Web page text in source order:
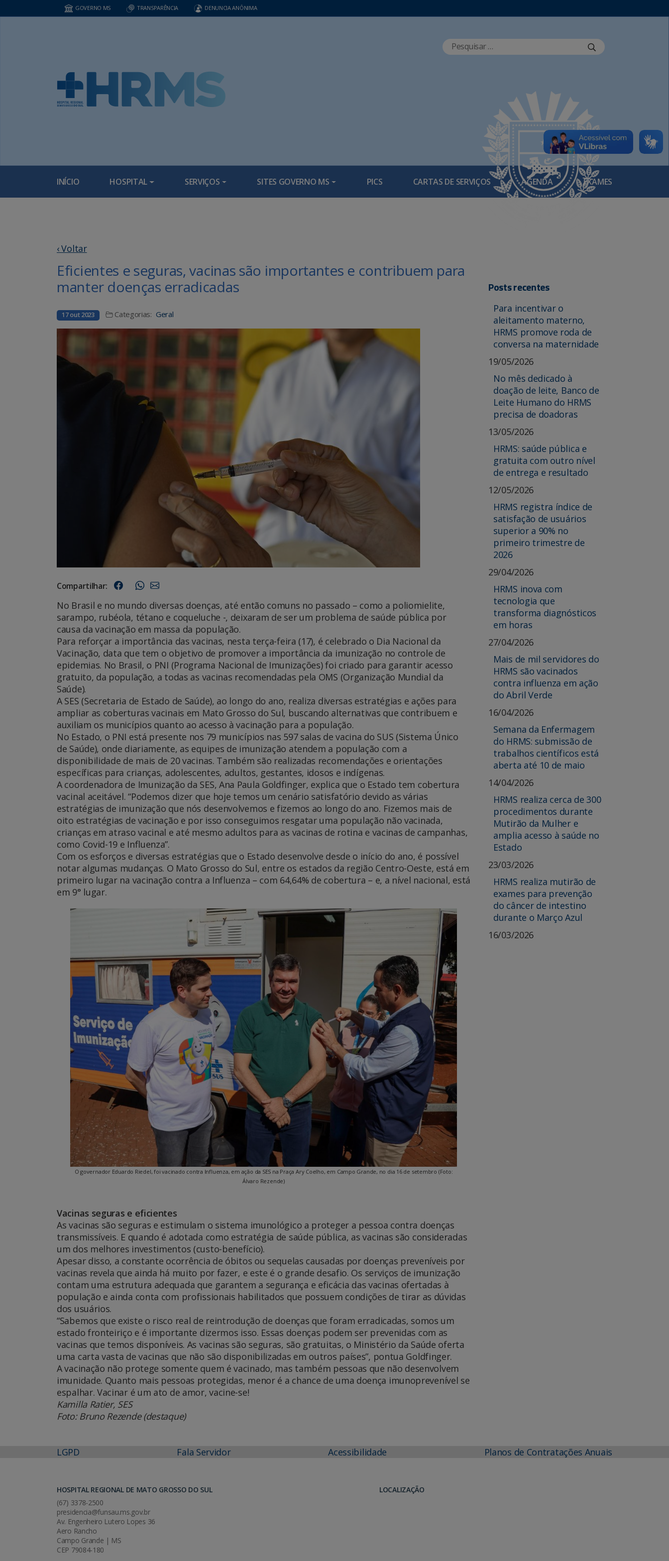
GOVERNO MS TRANSPARÊNCIA DENUNCIA ANÔNIMA
INÍCIO HOSPITAL SERVIÇOS SITES GOVERNO MS PICS CARTAS DE SERVIÇOS AGENDA EXAMES
‹ Voltar
Eficientes e seguras, vacinas são importantes e contribuem para
manter doenças erradicadas
17 out 2023 Categorias: Geral
Compartilhar:
No Brasil e no mundo diversas doenças, até então comuns no passado – como a poliomielite,
sarampo, rubéola, tétano e coqueluche -, deixaram de ser um problema de saúde pública por
causa da vacinação em massa da população.
Para reforçar a importância das vacinas, nesta terça-feira (17), é celebrado o Dia Nacional da
Vacinação, data que tem o objetivo de promover a importância da imunização no controle de
epidemias. No Brasil, o PNI (Programa Nacional de Imunizações) foi criado para garantir acesso
gratuito, da população, a todas as vacinas recomendadas pela OMS (Organização Mundial da
Saúde).
A SES (Secretaria de Estado de Saúde), ao longo do ano, realiza diversas estratégias e ações para
ampliar as coberturas vacinais em Mato Grosso do Sul, buscando alternativas que contribuem e
auxiliam os municípios quanto ao acesso à vacinação para a população.
No Estado, o PNI está presente nos 79 municípios nas 597 salas de vacina do SUS (Sistema Único
de Saúde), onde diariamente, as equipes de imunização atendem a população com a
disponibilidade de mais de 20 vacinas. Também são realizadas recomendações e orientações
específicas para crianças, adolescentes, adultos, gestantes, idosos e indígenas.
A coordenadora de Imunização da SES, Ana Paula Goldfinger, explica que o Estado tem cobertura
vacinal aceitável. “Podemos dizer que hoje temos um cenário satisfatório devido as várias
estratégias de imunização que nós desenvolvemos e fizemos ao longo do ano. Fizemos mais de
oito estratégias de vacinação e por isso conseguimos resgatar uma população não vacinada,
crianças em atraso vacinal e até mesmo adultos para as vacinas de rotina e vacinas de campanhas,
como Covid-19 e Influenza”.
Com os esforços e diversas estratégias que o Estado desenvolve desde o início do ano, é possível
notar algumas mudanças. O Mato Grosso do Sul, entre os estados da região Centro-Oeste, está em
primeiro lugar na vacinação contra a Influenza – com 64,64% de cobertura – e, a nível nacional, está
em 9° lugar.
O governador Eduardo Riedel, foi vacinado contra Influenza, em ação da SES na Praça Ary Coelho, em Campo Grande, no dia 16 de setembro (Foto:
Álvaro Rezende)
Vacinas seguras e eficientes
As vacinas são seguras e estimulam o sistema imunológico a proteger a pessoa contra doenças
transmissíveis. E quando é adotada como estratégia de saúde pública, as vacinas são consideradas
um dos melhores investimentos (custo-benefício).
Apesar disso, a constante ocorrência de óbitos ou sequelas causadas por doenças preveníveis por
vacinas revela que ainda há muito por fazer, e este é o grande desafio. Os serviços de imunização
contam uma estrutura adequada que garantem a segurança e eficácia das vacinas ofertadas à
população e ainda conta com profissionais habilitados que possuem condições de tirar as dúvidas
dos usuários.
“Sabemos que existe o risco real de reintrodução de doenças que foram erradicadas, somos um
estado fronteiriço e é importante dizermos isso. Essas doenças podem ser prevenidas com as
vacinas que temos disponíveis. As vacinas são seguras, são gratuitas, o Ministério da Saúde oferta
uma carta vasta de vacinas que não são disponibilizadas em outros países”, pontua Goldfinger.
A vacinação não protege somente quem é vacinado, mas também pessoas que não desenvolvem
imunidade. Quanto mais pessoas protegidas, menor é a chance de uma doença imunoprevenível se
espalhar. Vacinar é um ato de amor, vacine-se!
Kamilla Ratier, SES
Foto: Bruno Rezende (destaque)
Posts recentes
Para incentivar o
aleitamento materno,
HRMS promove roda de
conversa na maternidade
19/05/2026
No mês dedicado à
doação de leite, Banco de
Leite Humano do HRMS
precisa de doadoras
13/05/2026
HRMS: saúde pública e
gratuita com outro nível
de entrega e resultado
12/05/2026
HRMS registra índice de
satisfação de usuários
superior a 90% no
primeiro trimestre de
2026
29/04/2026
HRMS inova com
tecnologia que
transforma diagnósticos
em horas
27/04/2026
Mais de mil servidores do
HRMS são vacinados
contra influenza em ação
do Abril Verde
16/04/2026
Semana da Enfermagem
do HRMS: submissão de
trabalhos científicos está
aberta até 10 de maio
14/04/2026
HRMS realiza cerca de 300
procedimentos durante
Mutirão da Mulher e
amplia acesso à saúde no
Estado
23/03/2026
HRMS realiza mutirão de
exames para prevenção
do câncer de intestino
durante o Março Azul
16/03/2026
LGPD Fala Servidor Acessibilidade Planos de Contratações Anuais
HOSPITAL REGIONAL DE MATO GROSSO DO SUL
(67) 3378-2500
presidencia@funsau.ms.gov.br
Av. Engenheiro Lutero Lopes 36
Aero Rancho
Campo Grande | MS
CEP 79084-180
LOCALIZAÇÃO